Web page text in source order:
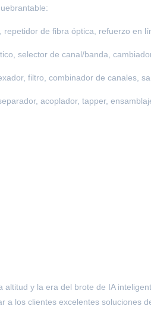
de fibra óptica, refuerzo en
selector de canal/banda,
filtro, combinador de canales,
acoplador, tapper,
y la era del brote de IA
los clientes excelentes soluciones